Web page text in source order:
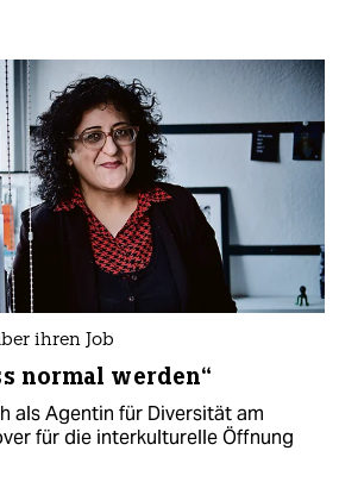
ihren Job
normal werden“
als Agentin für Diversität am
für die interkulturelle Öffnung